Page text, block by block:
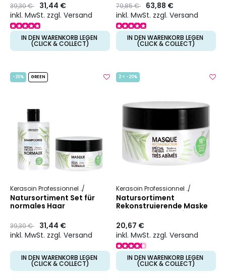
Preis
39,30 €to 31,44 €
inkl. MwSt. zzgl. Versand
IN DEN WARENKORB LEGEN
(CLICK & COLLECT)
Preis
79,85 €to 63,88 €
inkl. MwSt. zzgl. Versand
IN DEN WARENKORB LEGEN
(CLICK & COLLECT)
-20% GREEN
Kerasoin Professionnel Täglich
Natursortiment Set für
normales Haar
Preis
39,30 €to 31,44 €
inkl. MwSt. zzgl. Versand
IN DEN WARENKORB LEGEN
(CLICK & COLLECT)
2 = -20%
Kerasoin Professionnel
Natursortiment
Rekonstruierende Maske
für stark geschädigtes
Haar
20,67 €
inkl. MwSt. zzgl. Versand
IN DEN WARENKORB LEGEN
(CLICK & COLLECT)